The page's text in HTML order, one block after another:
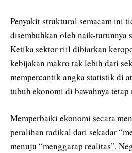
Penyakit struktural semacam ini
disembuhkan oleh naik-turunnya
Ketika sektor riil dibiarkan
kebijakan makro tak lebih dari
mempercantik angka statistik di
tubuh ekonomi di bawahnya
Memperbaiki ekonomi secara
peralihan radikal dari sekadar
menuju “menggarap realitas”.